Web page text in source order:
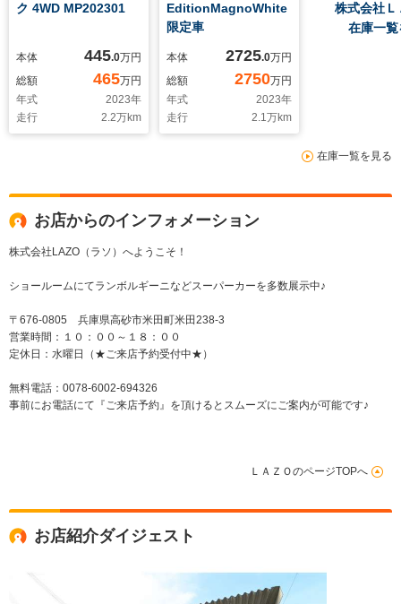
ク 4WD MP202301
本体 445.0万円
総額
465万円
年式
2023年
走行
2.2万km
EditionMagnoWhite
限定車
本体 2725.0万円
総額
2750万円
年式
2023年
走行
2.1万km
株式会社
在庫一
在庫一覧を見る
お店からのインフォメーション
株式会社LAZO（ラソ）へようこそ！
ショールームにてランボルギーニなどスーパーカーを多数展示中♪
〒676-0805 兵庫県高砂市米田町米田238-3
営業時間：１０：００～１８：００
定休日：水曜日（★ご来店予約受付中★）
無料電話：0078-6002-694326
事前にお電話にて『ご来店予約』を頂けるとスムーズにご案内が可能です♪
ＬＡＺＯのページTOPへ
お店紹介ダイジェスト